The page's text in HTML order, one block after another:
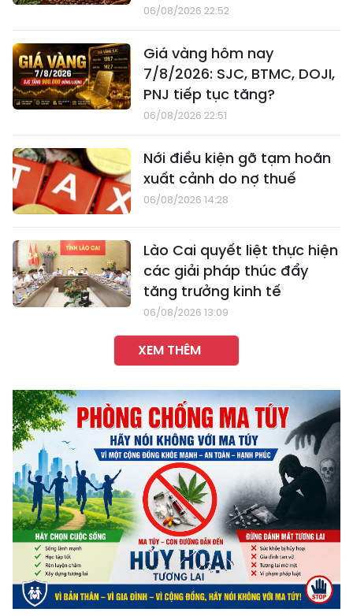
06/08/2026 22:52
Giá vàng hôm nay
7/8/2026: SJC, BTMC, DOJI,
PNJ tiếp tục tăng?
06/08/2026 22:51
Nới điều kiện gỡ tạm hoãn
xuất cảnh do nợ thuế
06/08/2026 14:28
Lào Cai quyết liệt thực hiện
các giải pháp thúc đẩy
tăng trưởng kinh tế
06/08/2026 13:09
XEM THÊM